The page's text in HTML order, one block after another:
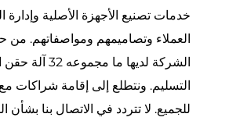
خدمات تصنيع الأجهزة الأصلية
الشركة
التسليم. ونتطلع إلى إقامة شراكات
للجميع. لا تتردد في الاتصال بنا